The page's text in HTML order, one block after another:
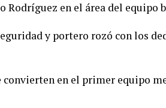
Rodríguez en el área del equipo
y portero rozó con los
en el primer equipo